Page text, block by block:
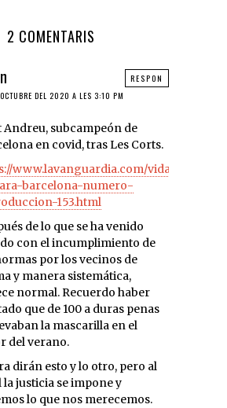
2 COMENTARIS
DEL 2020 A LES 3:10 PM
Andreu, subcampeón de
en covid, tras Les Corts.
www.lavanguardia.com/vida/
barcelona-numero-
153.html
de lo que se ha venido
con el incumplimiento de
por los vecinos de
y manera sistemática,
normal. Recuerdo haber
que de 100 a duras penas
la mascarilla en el
del verano.
dirán esto y lo otro, pero al
justicia se impone y
lo que nos merecemos.
RESPON